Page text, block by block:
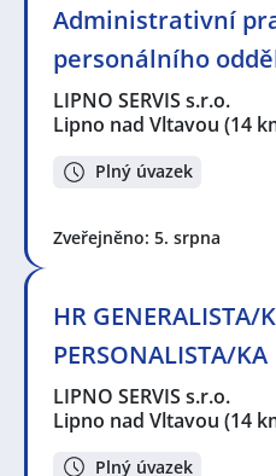
Administrativní
personálního
LIPNO SERVIS s.r.o.
Lipno nad Vltavou (14
Plný úvazek
Zveřejněno: 5. srpna
HR GENERALISTA/
PERSONALISTA/KA
LIPNO SERVIS s.r.o.
Lipno nad Vltavou (14
Plný úvazek